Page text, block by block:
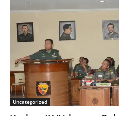
Uncategorized